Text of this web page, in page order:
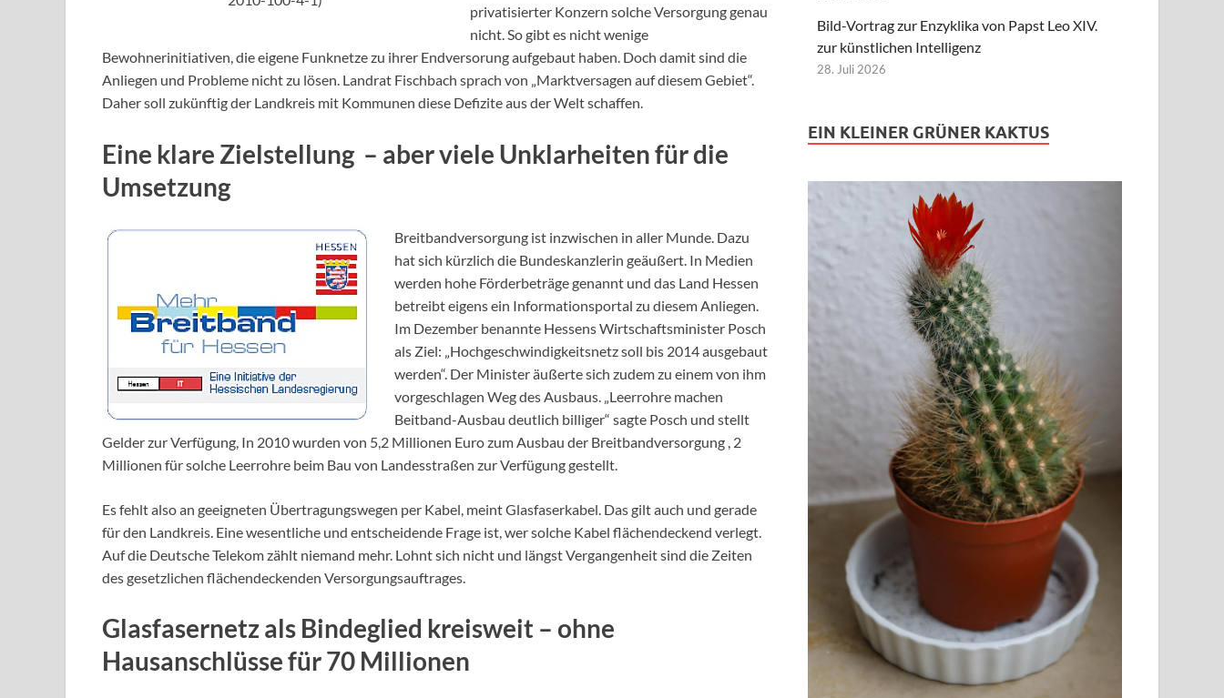
privatisierter Konzern solche Versorgung genau
nicht. So gibt es nicht wenige
Bewohnerinitiativen, die eigene Funknetze zu ihrer Endversorung aufgebaut haben. Doch damit sind die
Anliegen und Probleme nicht zu lösen. Landrat Fischbach sprach von „Marktversagen auf diesem Gebiet“.
Daher soll zukünftig der Landkreis mit Kommunen diese Defizite aus der Welt schaffen.
Eine klare Zielstellung – aber viele Unklarheiten für die
Umsetzung
Breitbandversorgung ist inzwischen in aller Munde. Dazu
hat sich kürzlich die Bundeskanzlerin geäußert. In Medien
werden hohe Förderbeträge genannt und das Land Hessen
betreibt eigens ein Informationsportal zu diesem Anliegen.
Im Dezember benannte Hessens Wirtschaftsminister Posch
als Ziel: „Hochgeschwindigkeitsnetz soll bis 2014 ausgebaut
werden“. Der Minister äußerte sich zudem zu einem von ihm
vorgeschlagen Weg des Ausbaus. „Leerrohre machen
Beitband-Ausbau deutlich billiger“ sagte Posch und stellt
Gelder zur Verfügung, In 2010 wurden von 5,2 Millionen Euro zum Ausbau der Breitbandversorgung , 2
Millionen für solche Leerrohre beim Bau von Landesstraßen zur Verfügung gestellt.
Es fehlt also an geeigneten Übertragungswegen per Kabel, meint Glasfaserkabel. Das gilt auch und gerade
für den Landkreis. Eine wesentliche und entscheidende Frage ist, wer solche Kabel flächendeckend verlegt.
Auf die Deutsche Telekom zählt niemand mehr. Lohnt sich nicht und längst Vergangenheit sind die Zeiten
des gesetzlichen flächendeckenden Versorgungsauftrages.
Glasfasernetz als Bindeglied kreisweit – ohne
Hausanschlüsse für 70 Millionen
Bild-Vortrag zur Enzyklika von Papst Leo XIV.
zur künstlichen Intelligenz
28. Juli 2026
EIN KLEINER GRÜNER KAKTUS